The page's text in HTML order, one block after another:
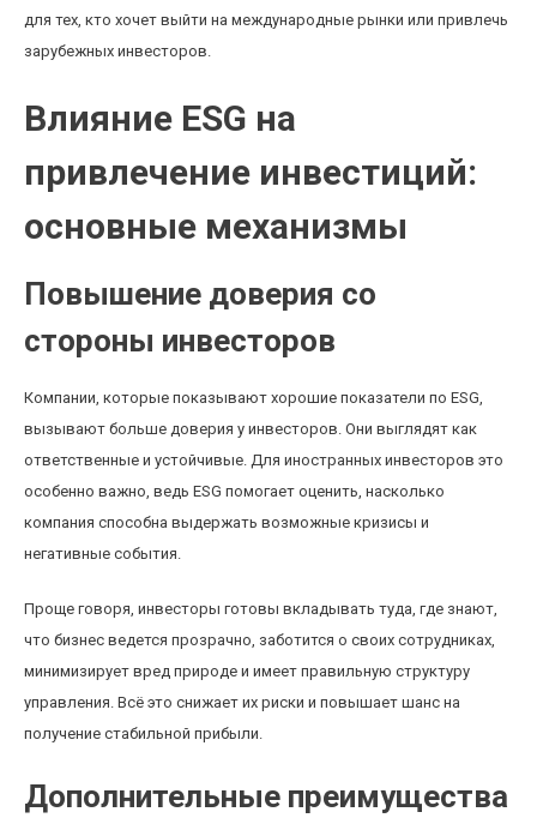
для тех, кто хочет выйти на международные рынки или привлечь
зарубежных инвесторов.
Влияние ESG на
привлечение инвестиций:
основные механизмы
Повышение доверия со
стороны инвесторов
Компании, которые показывают хорошие показатели по ESG,
вызывают больше доверия у инвесторов. Они выглядят как
ответственные и устойчивые. Для иностранных инвесторов это
особенно важно, ведь ESG помогает оценить, насколько
компания способна выдержать возможные кризисы и
негативные события.
Проще говоря, инвесторы готовы вкладывать туда, где знают,
что бизнес ведется прозрачно, заботится о своих сотрудниках,
минимизирует вред природе и имеет правильную структуру
управления. Всё это снижает их риски и повышает шанс на
получение стабильной прибыли.
Дополнительные преимущества